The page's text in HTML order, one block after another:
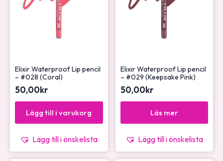
Elixir Waterproof Lip pencil
– #028 (Coral)
50,00kr
Lägg till i varukorg
Lägg till i önskelista
Elixir Waterproof Lip pencil
– #029 (Keepsake Pink)
50,00kr
Läs mer
Lägg till i önskelista